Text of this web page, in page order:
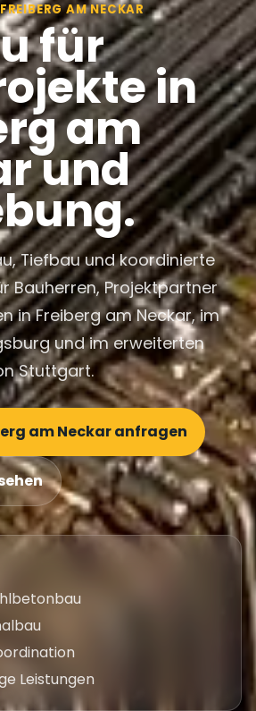
AM NECKAR
für
in
am
und
Tiefbau und koordinierte
Bauherren, Projektpartner
in Freiberg am Neckar, im
und im erweiterten
Stuttgart.
am Neckar anfragen
Leistungen